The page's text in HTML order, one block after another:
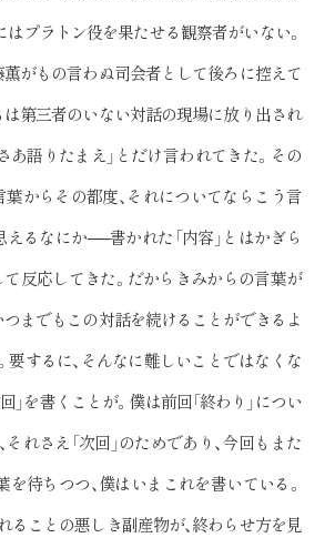
はプラトン役を果たせる観察者がいない。
薫がもの言わぬ司会者として後ろに控えて
は第三者のいない対話の現場に放り出され
あ語りたまえ」とだけ言われてきた。その
葉からその都度、それについてならこう言
えるなにか──書かれた「内容」とはかぎら
反応してきた。だからきみからの言葉が
つまでもこの対話を続けることができるよ
要するに、そんなに難しいことではなくな
」を書くことが。僕は前回「終わり」につい
れさえ「次回」のためであり、今回もまた
を待ちつつ、僕はいまこれを書いている。
ることの悪しき副産物が、終わらせ方を見